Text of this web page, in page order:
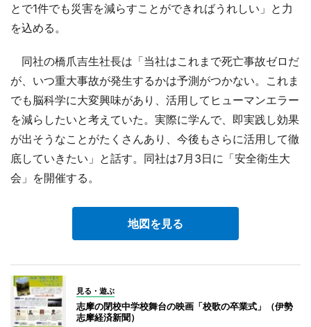
とで1件でも災害を減らすことができればうれしい」と力
を込める。
同社の橋爪吉生社長は「当社はこれまで死亡事故ゼロだ
が、いつ重大事故が発生するかは予測がつかない。これま
でも脳科学に大変興味があり、活用してヒューマンエラー
を減らしたいと考えていた。実際に学んで、即実践し効果
が出そうなことがたくさんあり、今後もさらに活用して徹
底していきたい」と話す。同社は7月3日に「安全衛生大
会」を開催する。
地図を見る
見る・遊ぶ
志摩の閉校中学校舞台の映画「校歌の卒業式」（伊勢
志摩経済新聞）